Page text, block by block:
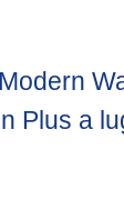
Plus a